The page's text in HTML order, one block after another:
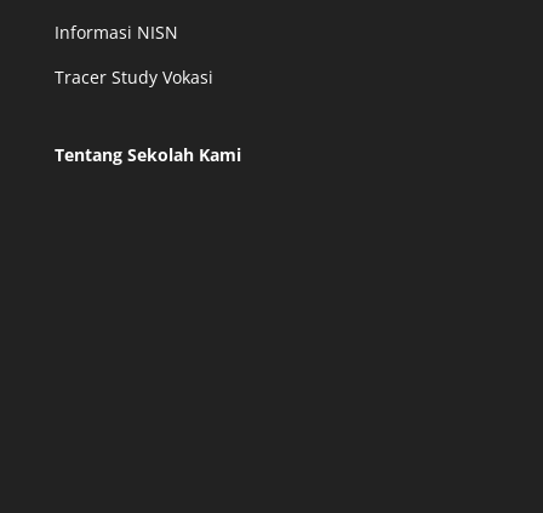
Informasi NISN
Tracer Study Vokasi
Tentang Sekolah Kami